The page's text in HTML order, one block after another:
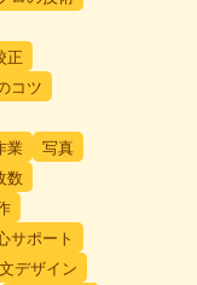
正
コツ
業
写真
数
サポート
デザイン